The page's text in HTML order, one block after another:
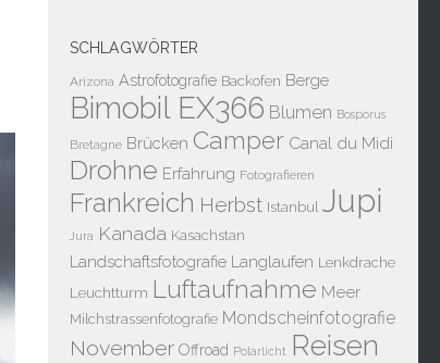
SCHLAGWÖRTER
Arizona Astrofotografie Backofen Berge
Bimobil EX366 Blumen Bosporus
Bretagne Brücken Camper Canal du Midi
Drohne Erfahrung Fotografieren
Frankreich Herbst Istanbul Jupi
Jura Kanada Kasachstan
Landschaftsfotografie Langlaufen Lenkdrache
Leuchtturm Luftaufnahme Meer
Milchstrassenfotografie Mondscheinfotografie
November Offroad Polarlicht Reisen